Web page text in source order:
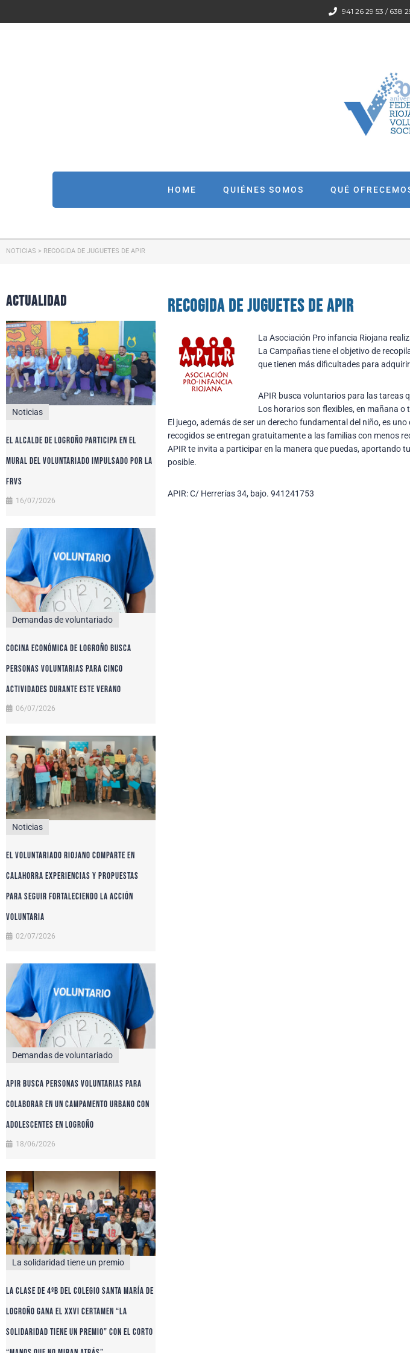
941 26 29 53 / 638
HOME QUIÉNES SOMOS QUÉ
NOTICIAS > RECOGIDA DE JUGUETES DE APIR
actualidad
Noticias
El alcalde de Logroño participa en el
Mural del Voluntariado impulsado por la
FRVS
16/07/2026
Demandas de voluntariado
Cocina Económica de Logroño busca
personas voluntarias para cinco
actividades durante este verano
06/07/2026
Noticias
El voluntariado riojano comparte en
Calahorra experiencias y propuestas
para seguir fortaleciendo la acción
voluntaria
02/07/2026
Demandas de voluntariado
APIR busca personas voluntarias para
colaborar en un campamento urbano con
adolescentes en Logroño
18/06/2026
La solidaridad tiene un premio
La clase de 4ºB del colegio Santa María de
Logroño gana el XXVI certamen “La
solidaridad tiene un premio” con el corto
Recogida de juguetes de APIR
La Asociación Pro infancia Riojana
La Campañas tiene el objetivo de
que tienen más dificultades para
APIR busca voluntarios para las tareas
Los horarios son flexibles, en mañana
El juego, además de ser un derecho fundamental del niño, es
recogidos se entregan gratuitamente a las familias con menos
APIR te invita a participar en la manera que puedas, aportando
posible.
APIR: C/ Herrerías 34, bajo. 941241753